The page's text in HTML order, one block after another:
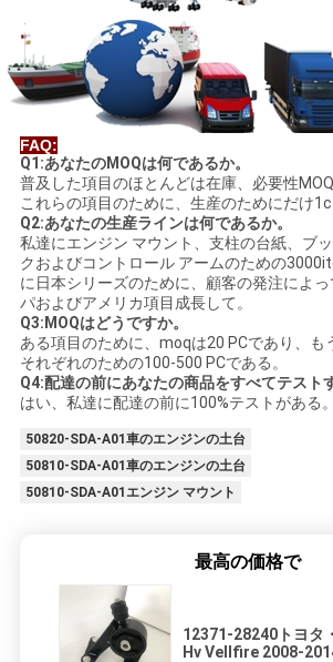
FAQ:
Q1:あなたのMOQは何であるか。
普及した項目のほとんどは在庫、必要性
これらの項目のために、生産のためにだけ
Q2:あなたの生産ラインは何であるか。
私達にエンジン マウント、支柱の台紙、ブ
クおよびコントロール アームのための
に日本シリーズのために、顧客の発注によ
パおよびアメリカ項目成長して。
Q3:MOQはどうですか。
ある項目のために、moqは20 PCであり、も
それぞれのための100-500 PCである。
Q4:配達の前にあなたの商品をすべてテスト
はい、私達に配達の前に100%テストがある。
50820-SDA-A01車のエンジンの土台
50810-SDA-A01車のエンジンの土台
50810-SDA-A01エンジン マウント
最高の価格で
12371-28240トヨタ
Hv Vellfire 2008-